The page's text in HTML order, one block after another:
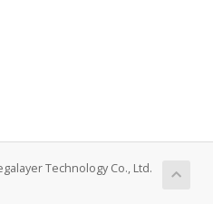
Technology Co., Ltd.